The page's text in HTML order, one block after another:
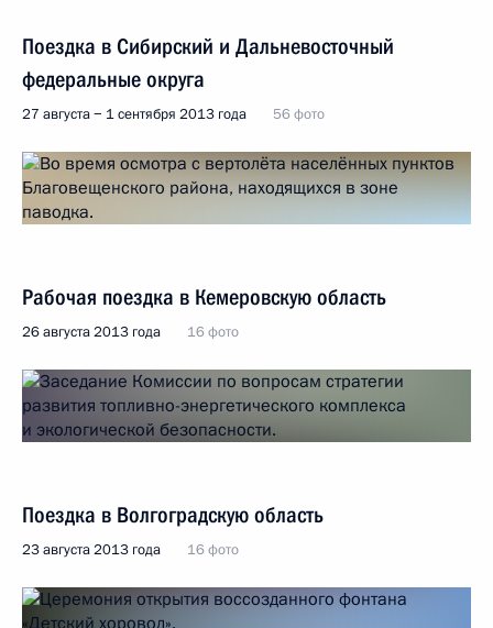
Поездка в Сибирский и Дальневосточный
федеральные округа
27 августа − 1 сентября 2013 года 56 фото
Рабочая поездка в Кемеровскую область
26 августа 2013 года 16 фото
Поездка в Волгоградскую область
23 августа 2013 года 16 фото